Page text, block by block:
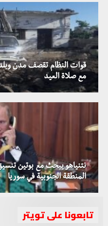
قوات النظام تقصف مدن
مع صلاة العيد
نتنياهو يبحث مع بوتين
المنطقة الجنوبية في سوريا
تابعونا على تويتر